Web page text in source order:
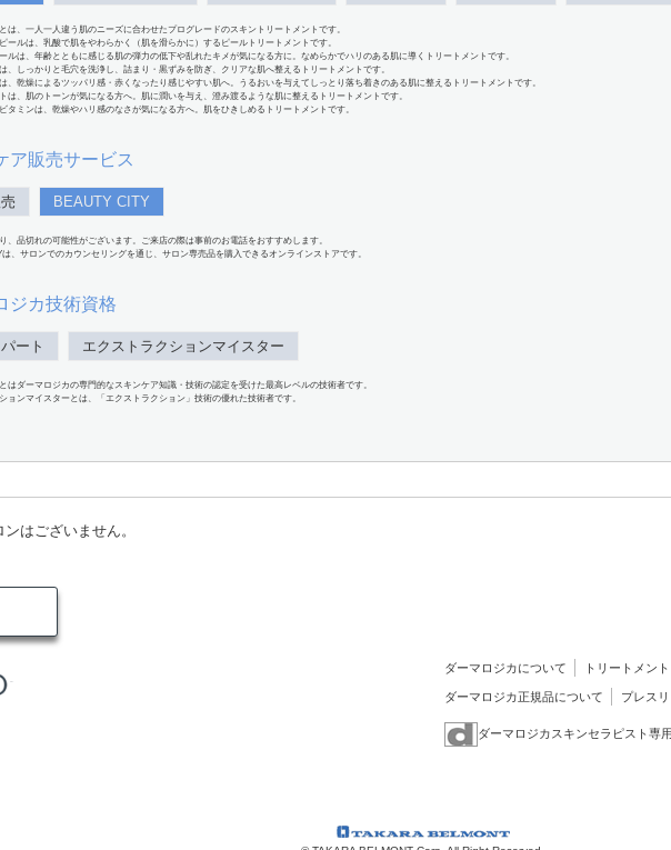
は、一人一人違う肌のニーズに合わせたプログレードのスキントリートメントです。
ールは、乳酸で肌をやわらかく（肌を滑らかに）するピールトリートメントです。
ルは、年齢とともに感じる肌の弾力の低下や乱れたキメが気になる方に。なめらかでハリのある肌に導くトリートメントです。
、しっかりと毛穴を洗浄し、詰まり・黒ずみを防ぎ、クリアな肌へ整えるトリートメントです。
、乾燥によるツッパリ感・赤くなったり感じやすい肌へ。うるおいを与えてしっとり落ち着きのある肌に整えるトリートメントです。
は、肌のトーンが気になる方へ。肌に潤いを与え、澄み渡るような肌に整えるトリートメントです。
タミンは、乾燥やハリ感のなさが気になる方へ。肌をひきしめるトリートメントです。
ア販売サービス
BEAUTY CITY
、品切れの可能性がございます。ご来店の際は事前のお電話をおすすめします。
は、サロンでのカウンセリングを通じ、サロン専売品を購入できるオンラインストアです。
ジカ技術資格
ート エクストラクションマイスター
はダーマロジカの専門的なスキンケア知識・技術の認定を受けた最高レベルの技術者です。
ョンマイスターとは、「エクストラクション」技術の優れた技術者です。
はございません。
ダーマロジカについて トリートメント
ダーマロジカ正規品について プレス
ダーマロジカスキンセラピスト専